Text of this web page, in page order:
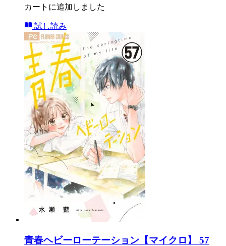
カートに追加しました
試し読み
青春ヘビーローテーション【マイクロ】 57